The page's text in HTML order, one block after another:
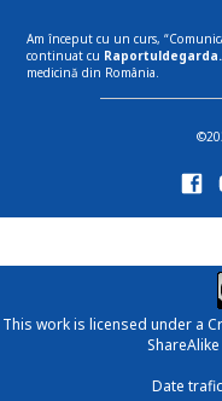
Am început cu un curs,
continuat cu
medicină din România.
This work is licensed under a
Date